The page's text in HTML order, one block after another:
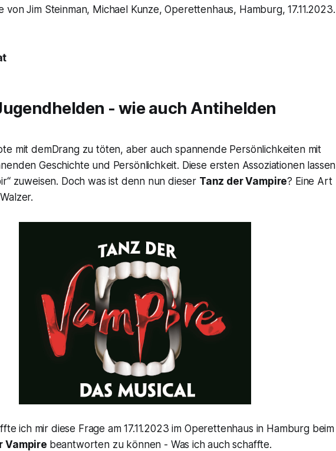
von Jim Steinman, Michael Kunze, Operettenhaus, Hamburg, 17.11.2023.
- wie auch Antihelden
mit demDrang zu töten, aber auch spannende Persönlichkeiten mit
Geschichte und Persönlichkeit. Diese ersten Assoziationen lassen
zuweisen. Doch was ist denn nun dieser Tanz der Vampire? Eine Art
ich mir diese Frage am 17.11.2023 im Operettenhaus in Hamburg beim
Vampire beantworten zu können - Was ich auch schaffte.